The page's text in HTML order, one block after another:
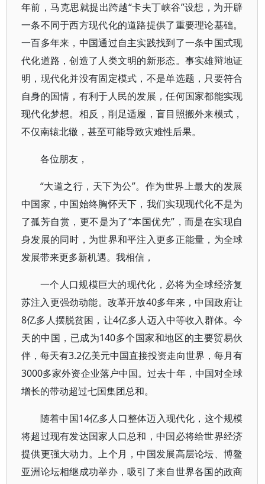
年前，马克思就提出跨越“卡夫丁峡谷”设想，为开辟
一条不同于西方现代化的道路提供了重要理论基础。
一百多年来，中国通过自主实践找到了一条中国式现
代化道路，创造了人类文明的新形态。事实雄辩地证
明，现代化并没有固定模式，不是单选题，只要符合
自身的国情，有利于人民的发展，任何国家都能实现
现代化梦想。相反，削足适履，盲目照搬外来模式，
不仅南辕北辙，甚至可能导致灾难性后果。
各位朋友，
“大道之行，天下为公”。作为世界上最大的发展
中国家，中国始终胸怀天下，我们实现现代化不是为
了孤芳自赏，更不是为了“本国优先”，而是在实现自
身发展的同时，为世界和平注入更多正能量，为全球
发展带来更多新机遇。我相信，
一个人口规模巨大的现代化，必将为全球经济复
苏注入更强劲动能。改革开放40多年来，中国政府让
8亿多人摆脱贫困，让4亿多人迈入中等收入群体。今
天的中国，已成为140多个国家和地区的主要贸易伙
伴，每天有3.2亿美元中国直接投资走向世界，每月有
3000多家外资企业落户中国。过去十年，中国对全球
增长的带动超过七国集团总和。
随着中国14亿多人口整体迈入现代化，这个规模
将超过现有发达国家人口总和，中国必将给世界经济
提供更强大动力。上个月，中国发展高层论坛、博鳌
亚洲论坛相继成功举办，吸引了来自世界各国的政商